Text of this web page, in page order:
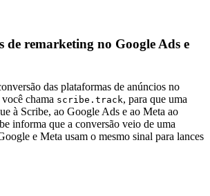
de remarketing no Google Ads e
das plataformas de anúncios no
chama scribe.track, para que uma
à Scribe, ao Google Ads e ao Meta ao
informa que a conversão veio de uma
e Meta usam o mesmo sinal para lances